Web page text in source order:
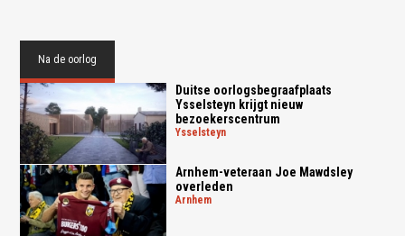
Na de oorlog
Duitse oorlogsbegraafplaats
Ysselsteyn krijgt nieuw
bezoekerscentrum
ysselsteyn
Arnhem-veteraan Joe Mawdsley
overleden
arnhem